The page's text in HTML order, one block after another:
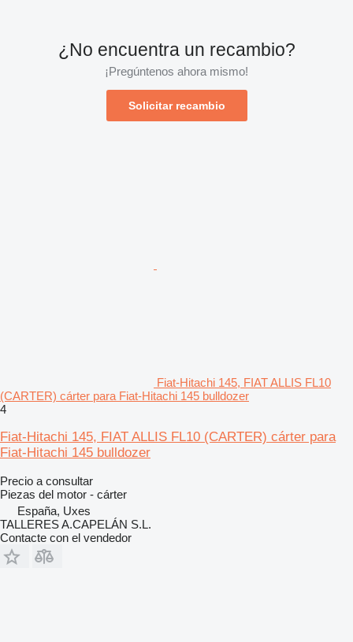
¿No encuentra un recambio?
¡Pregúntenos ahora mismo!
Solicitar recambio
Fiat-Hitachi 145, FIAT ALLIS FL10
(CARTER) cárter para Fiat-Hitachi 145 bulldozer
4
Fiat-Hitachi 145, FIAT ALLIS FL10 (CARTER) cárter para
Fiat-Hitachi 145 bulldozer
Precio a consultar
Piezas del motor - cárter
España, Uxes
TALLERES A.CAPELÁN S.L.
Contacte con el vendedor